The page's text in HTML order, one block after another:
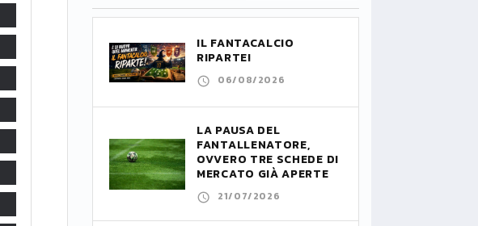
IL FANTACALCIO
RIPARTE!
06/08/2026
LA PAUSA DEL
FANTALLENATORE,
OVVERO TRE SCHEDE DI
MERCATO GIÀ APERTE
21/07/2026